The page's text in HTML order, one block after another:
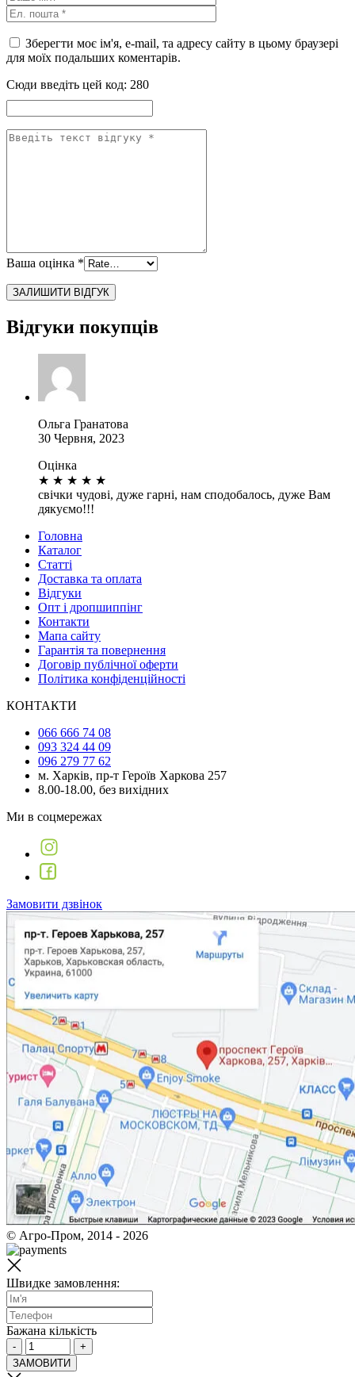
Зберегти моє ім'я, e-mail, та адресу сайту в цьому браузері
для моїх подальших коментарів.
Сюди введіть цей код: 280
Ваша оцінка *
Відгуки покупців
Ольга Гранатова
30 Червня, 2023
Оцінка
★ ★ ★ ★ ★
свічки чудові, дуже гарні, нам сподобалось, дуже Вам
дякуємо!!!
Головна
Каталог
Статті
Доставка та оплата
Відгуки
Опт і дропшиппінг
Контакти
Мапа сайту
Гарантія та повернення
Договір публічної оферти
Політика конфіденційності
КОНТАКТИ
066 666 74 08
093 324 44 09
096 279 77 62
м. Харків, пр-т Героїв Харкова 257
8.00-18.00, без вихідних
Ми в соцмережах
Замовити дзвінок
© Агро-Пром, 2014 - 2026
Швидке замовлення:
Бажана кількість
-
+
ЗАМОВИТИ